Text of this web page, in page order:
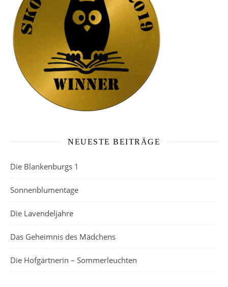
NEUESTE BEITRÄGE
Die Blankenburgs 1
Sonnenblumentage
Die Lavendeljahre
Das Geheimnis des Mädchens
Die Hofgärtnerin – Sommerleuchten